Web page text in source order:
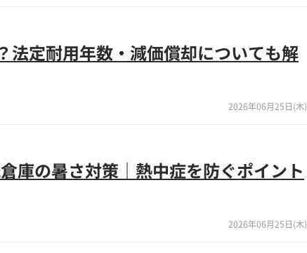
法定耐用年数・減価償却についても解
2026年06月25日(木)
庫の暑さ対策｜熱中症を防ぐポイント
2026年06月25日(木)